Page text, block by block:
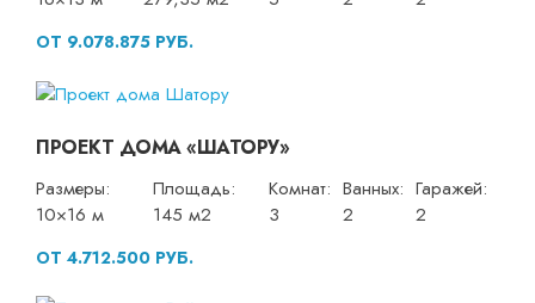
ОТ 9.078.875 РУБ.
ПРОЕКТ ДОМА «ШАТОРУ»
Размеры:
10×16 м
Площадь:
145 м2
Комнат:
3
Ванных:
2
Гаражей:
2
ОТ 4.712.500 РУБ.